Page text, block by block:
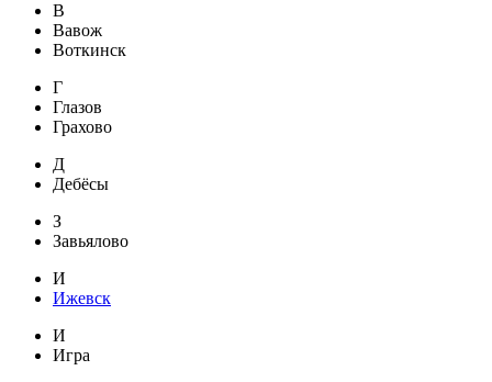
В
Вавож
Воткинск
Г
Глазов
Грахово
Д
Дебёсы
З
Завьялово
И
Ижевск
И
Игра